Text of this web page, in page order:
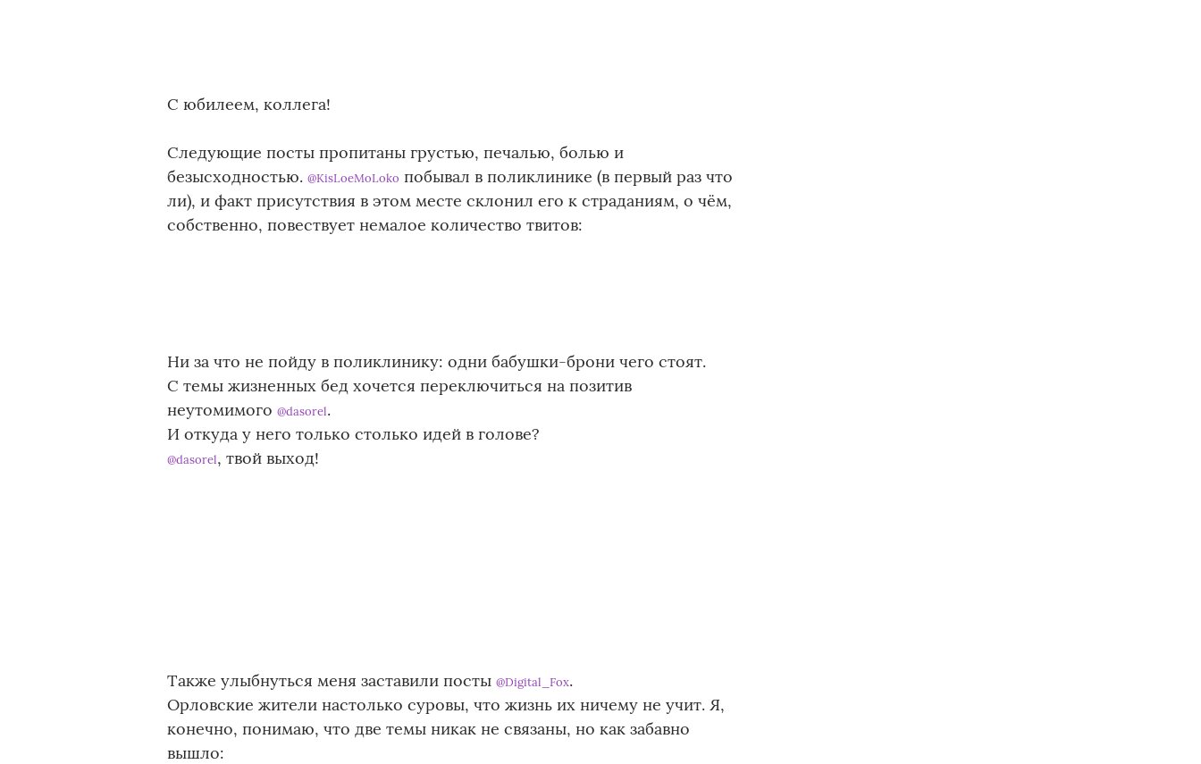
С юбилеем, коллега!
Следующие посты пропитаны грустью, печалью, болью и
безысходностью. @KisLoeMoLoko побывал в поликлинике (в первый раз что
ли), и факт присутствия в этом месте склонил его к страданиям, о чём,
собственно, повествует немалое количество твитов:
Ни за что не пойду в поликлинику: одни бабушки-брони чего стоят.
С темы жизненных бед хочется переключиться на позитив
неутомимого @dasorel.
И откуда у него только столько идей в голове?
@dasorel, твой выход!
Также улыбнуться меня заставили посты @Digital_Fox.
Орловские жители настолько суровы, что жизнь их ничему не учит. Я,
конечно, понимаю, что две темы никак не связаны, но как забавно
вышло: